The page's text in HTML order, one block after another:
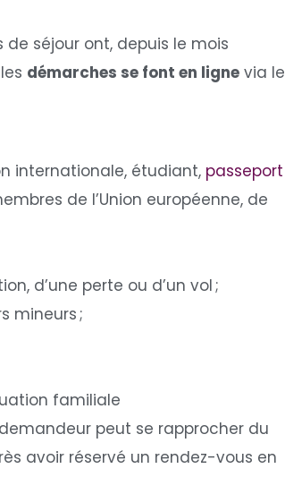
séjour ont, depuis le mois
démarches se font en ligne via le
internationale, étudiant, passeport
de l’Union européenne, de
d’une perte ou d’un vol ;
mineurs ;
familiale
peut se rapprocher du
avoir réservé un rendez-vous en